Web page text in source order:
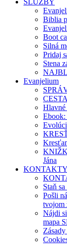
Biblia
Boot
Silná
Pridaj
Stena
Evanjelium
Hlavné
Ebook:
Jána
KONTAKTY
Staň
Pošli
tvojom
Nájdi
mapa